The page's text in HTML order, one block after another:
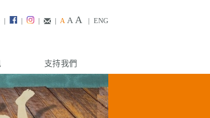
| | | A A A ENG
支持我們